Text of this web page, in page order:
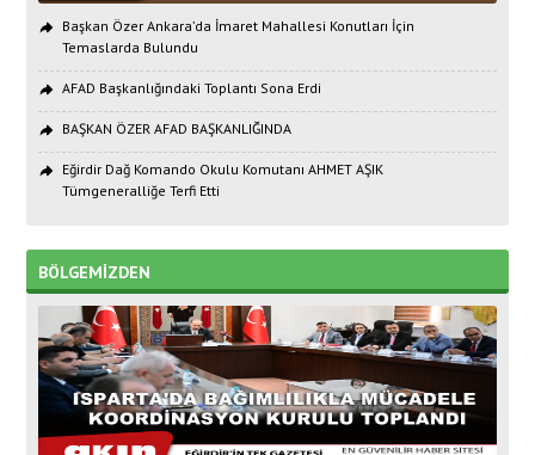
Başkan Özer Ankara’da İmaret Mahallesi Konutları İçin
Temaslarda Bulundu
AFAD Başkanlığındaki Toplantı Sona Erdi
BAŞKAN ÖZER AFAD BAŞKANLIĞINDA
Eğirdir Dağ Komando Okulu Komutanı AHMET AŞIK
Tümgeneralliğe Terfi Etti
BÖLGEMİZDEN